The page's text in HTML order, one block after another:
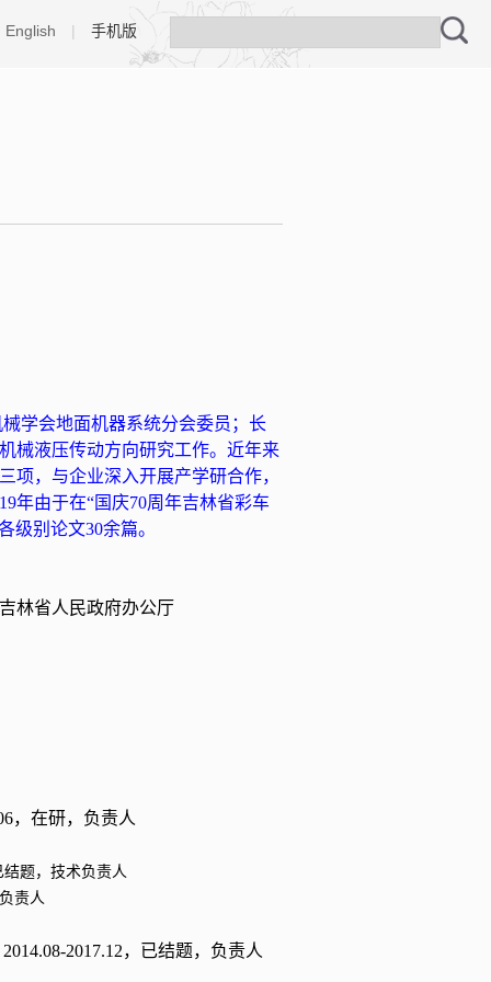
English | 手机版
学会地面机器系统分会委员；长
械液压传动方向研究工作。近年来
项，与企业深入开展产学研合作，
年由于在“国庆70周年吉林省彩车
级别论文30余篇。
林省人民政府办公厅
，在研，负责人
结题， 技术负责人
责人
2014.08-2017.12，已结题，负责人